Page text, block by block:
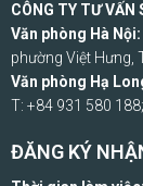
CÔNG TY TƯ VẤN
Văn phòng Hà Nội:
phường Việt Hưng,
Văn phòng Hạ
T: +84 931 580
ĐĂNG KÝ